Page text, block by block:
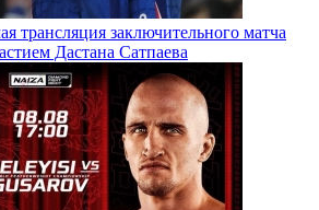
трансляция заключительного матча
Дастана Сатпаева